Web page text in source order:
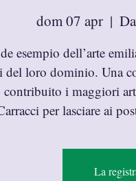
dom 07 apr
  |
esempio dell’arte
del loro dominio. Una
contribuito i maggiori
per lasciare ai
La